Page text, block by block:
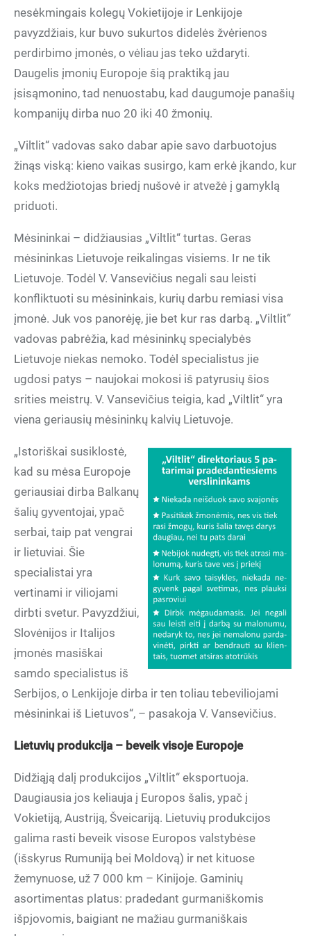
nesėkmingais kolegų Vokietijoje ir Lenkijoje
pavyzdžiais, kur buvo sukurtos didelės žvėrienos
perdirbimo įmonės, o vėliau jas teko uždaryti.
Daugelis įmonių Europoje šią praktiką jau
įsisąmonino, tad nenuostabu, kad daugumoje panašių
kompanijų dirba nuo 20 iki 40 žmonių.
„Viltlit“ vadovas sako dabar apie savo darbuotojus
žinąs viską: kieno vaikas susirgo, kam erkė įkando, kur
koks medžiotojas briedį nušovė ir atvežė į gamyklą
priduoti.
Mėsininkai – didžiausias „Viltlit“ turtas. Geras
mėsininkas Lietuvoje reikalingas visiems. Ir ne tik
Lietuvoje. Todėl V. Vansevičius negali sau leisti
konfliktuoti su mėsininkais, kurių darbu remiasi visa
įmonė. Juk vos panorėję, jie bet kur ras darbą. „Viltlit“
vadovas pabrėžia, kad mėsininkų specialybės
Lietuvoje niekas nemoko. Todėl specialistus jie
ugdosi patys – naujokai mokosi iš patyrusių šios
srities meistrų. V. Vansevičius teigia, kad „Viltlit“ yra
viena geriausių mėsininkų kalvių Lietuvoje.
„Istoriškai susiklostė,
kad su mėsa Europoje
geriausiai dirba Balkanų
šalių gyventojai, ypač
serbai, taip pat vengrai
ir lietuviai. Šie
specialistai yra
vertinami ir viliojami
dirbti svetur. Pavyzdžiui,
Slovėnijos ir Italijos
įmonės masiškai
samdo specialistus iš
Serbijos, o Lenkijoje dirba ir ten toliau tebeviliojami
mėsininkai iš Lietuvos“, – pasakoja V. Vansevičius.
Lietuvių produkcija – beveik visoje Europoje
Didžiąją dalį produkcijos „Viltlit“ eksportuoja.
Daugiausia jos keliauja į Europos šalis, ypač į
Vokietiją, Austriją, Šveicariją. Lietuvių produkcijos
galima rasti beveik visose Europos valstybėse
(išskyrus Rumuniją bei Moldovą) ir net kituose
žemynuose, už 7 000 km – Kinijoje. Gaminių
asortimentas platus: pradedant gurmaniškomis
išpjovomis, baigiant ne mažiau gurmaniškais